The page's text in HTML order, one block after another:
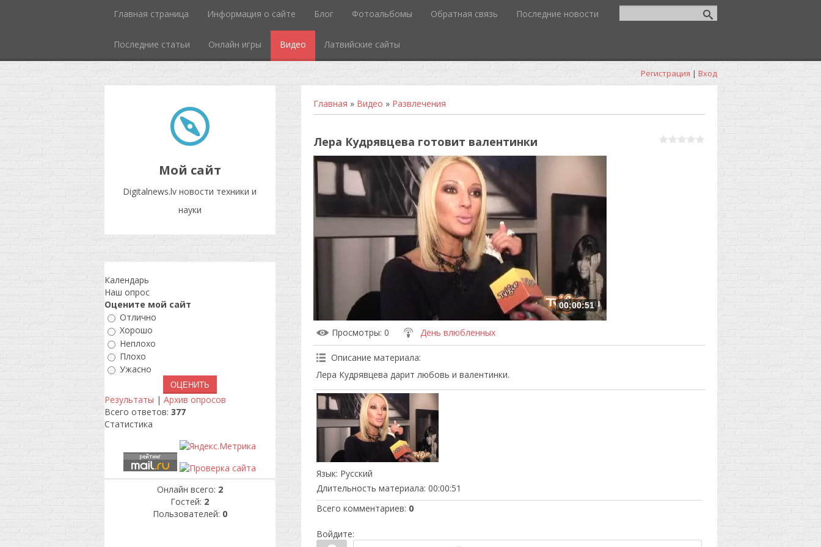
Главная страница Информация о сайте Блог Фотоальбомы Обратная связь Последние новости
Последние статьи Онлайн игры Видео Латвийские сайты
Регистрация | Вход
Мой сайт
Digitalnews.lv новости техники и
науки
Главная » Видео » Развлечения
Лера Кудрявцева готовит валентинки
00:00:51
Просмотры: 0 День влюбленных
Описание материала:
Лера Кудрявцева дарит любовь и валентинки.
Язык: Русский
Длительность материала: 00:00:51
Всего комментариев: 0
Войдите:
Календарь
Наш опрос
Оцените мой сайт
Отлично
Хорошо
Неплохо
Плохо
Ужасно
Результаты | Архив опросов
Всего ответов: 377
Статистика
Онлайн всего: 2
Гостей: 2
Пользователей: 0